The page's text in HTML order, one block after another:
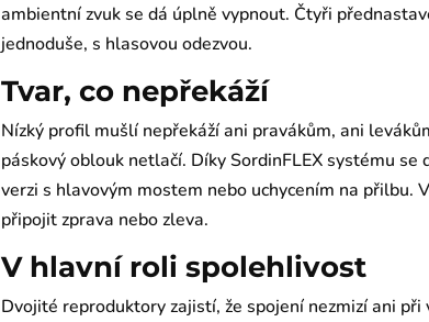
ambientní zvuk se dá úplně vypnout. Čtyři
jednoduše, s hlasovou odezvou.
Tvar, co nepřekáží
Nízký profil mušlí nepřekáží ani pravákům, ani
páskový oblouk netlačí. Díky SordinFLEX systému
verzi s hlavovým mostem nebo uchycením na přilbu.
připojit zprava nebo zleva.
V hlavní roli spolehlivost
Dvojité reproduktory zajistí, že spojení nezmizí ani